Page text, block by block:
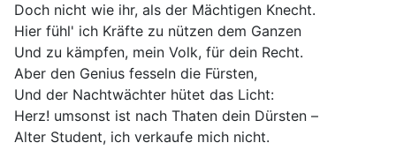
Doch nicht wie ihr, als der Mächtigen Knecht.
Hier fühl' ich Kräfte zu nützen dem Ganzen
Und zu kämpfen, mein Volk, für dein Recht.
Aber den Genius fesseln die Fürsten,
Und der Nachtwächter hütet das Licht:
Herz! umsonst ist nach Thaten dein Dürsten –
Alter Student, ich verkaufe mich nicht.